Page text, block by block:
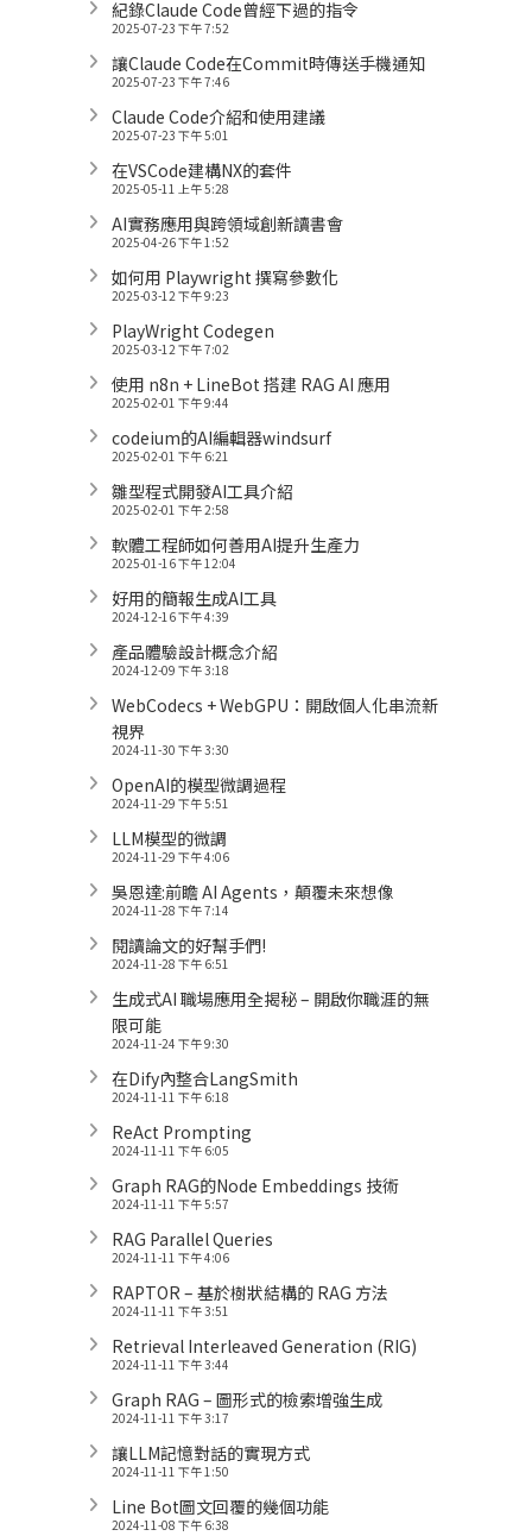
紀錄Claude Code曾經下過的指令
2025-07-23 下午 7:52
讓Claude Code在Commit時傳送手機通知
2025-07-23 下午 7:46
Claude Code介紹和使用建議
2025-07-23 下午 5:01
在VSCode建構NX的套件
2025-05-11 上午 5:28
AI實務應用與跨領域創新讀書會
2025-04-26 下午 1:52
如何用 Playwright 撰寫參數化
2025-03-12 下午 9:23
PlayWright Codegen
2025-03-12 下午 7:02
使用 n8n + LineBot 搭建 RAG AI 應用
2025-02-01 下午 9:44
codeium的AI編輯器windsurf
2025-02-01 下午 6:21
雛型程式開發AI工具介紹
2025-02-01 下午 2:58
軟體工程師如何善用AI提升生產力
2025-01-16 下午 12:04
好用的簡報生成AI工具
2024-12-16 下午 4:39
產品體驗設計概念介紹
2024-12-09 下午 3:18
WebCodecs + WebGPU：開啟個人化串流新
視界
2024-11-30 下午 3:30
OpenAI的模型微調過程
2024-11-29 下午 5:51
LLM模型的微調
2024-11-29 下午 4:06
吳恩達:前瞻 AI Agents，顛覆未來想像
2024-11-28 下午 7:14
閱讀論文的好幫手們!
2024-11-28 下午 6:51
生成式AI 職場應用全揭秘 – 開啟你職涯的無
限可能
2024-11-24 下午 9:30
在Dify內整合LangSmith
2024-11-11 下午 6:18
ReAct Prompting
2024-11-11 下午 6:05
Graph RAG的Node Embeddings 技術
2024-11-11 下午 5:57
RAG Parallel Queries
2024-11-11 下午 4:06
RAPTOR – 基於樹狀結構的 RAG 方法
2024-11-11 下午 3:51
Retrieval Interleaved Generation (RIG)
2024-11-11 下午 3:44
Graph RAG – 圖形式的檢索增強生成
2024-11-11 下午 3:17
讓LLM記憶對話的實現方式
2024-11-11 下午 1:50
Line Bot圖文回覆的幾個功能
2024-11-08 下午 6:38